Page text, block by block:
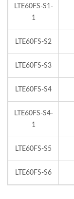
LTE60FS-S1-
1
LTE60FS-S2
LTE60FS-S3
LTE60FS-S4
LTE60FS-S4-
1
LTE60FS-S5
LTE60FS-S6